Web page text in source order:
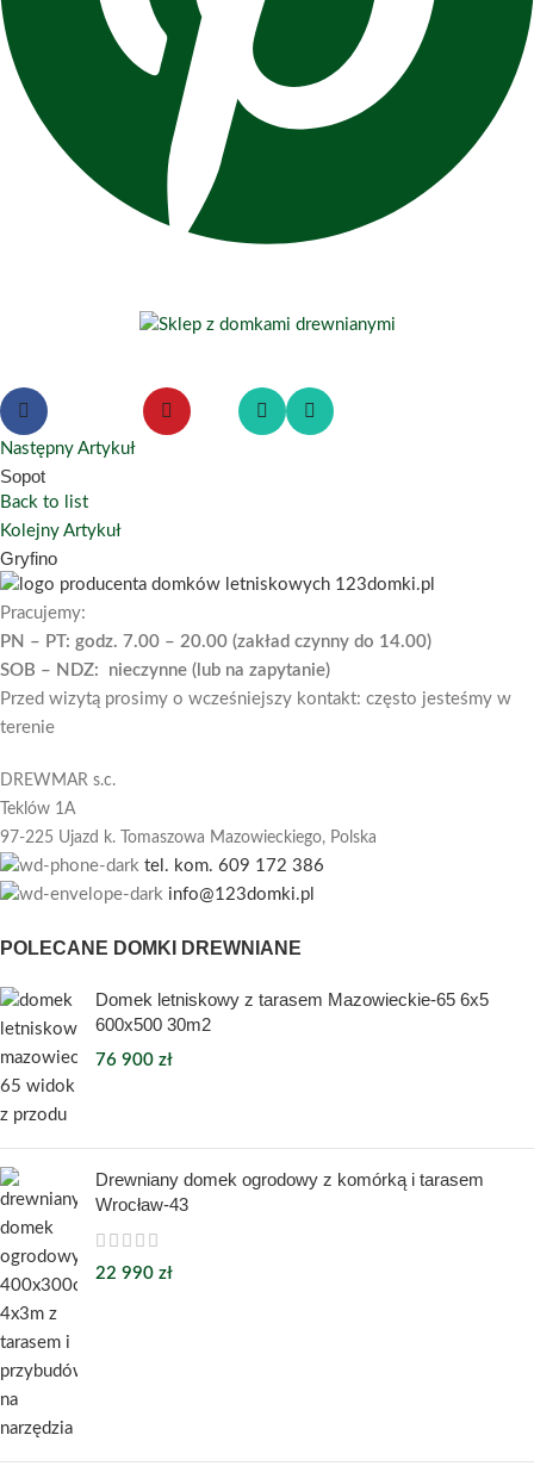
Następny Artykuł
Sopot
Back to list
Kolejny Artykuł
Gryfino
Pracujemy:
PN – PT: godz. 7.00 – 20.00 (zakład czynny do 14.00)
SOB – NDZ: nieczynne (lub na zapytanie)
Przed wizytą prosimy o wcześniejszy kontakt: często jesteśmy w
terenie
DREWMAR s.c.
Teklów 1A
97-225 Ujazd k. Tomaszowa Mazowieckiego, Polska
tel. kom. 609 172 386
info@123domki.pl
POLECANE DOMKI DREWNIANE
Domek letniskowy z tarasem Mazowieckie-65 6x5
600x500 30m2
76 900 zł
Drewniany domek ogrodowy z komórką i tarasem
Wrocław-43
22 990 zł